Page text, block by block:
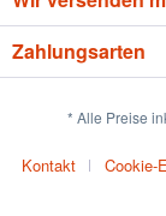
Zahlungsarten
* Alle Preise
Kontakt Cookie-